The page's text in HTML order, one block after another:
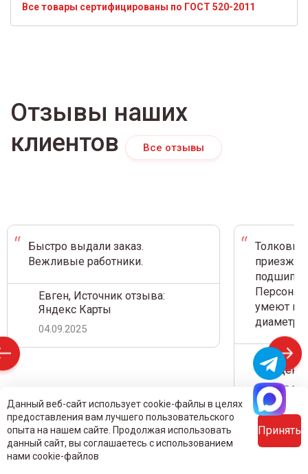
Все товары сертифицированы по ГОСТ 520-2011
Отзывы наших
клиентов
Все отзывы
Быстро выдали заказ.
Вежливые работники.
Евген, Источник отзыва:
Яндекс Карты
04.09.2025
Толковый
умеют на
диаметр.
Дамир
Яндекс
Данный веб-сайт использует cookie-файлы в целях
предоставления вам лучшего пользовательского
опыта на нашем сайте. Продолжая использовать
данный сайт, вы соглашаетесь с использованием
нами cookie-файлов
Принять